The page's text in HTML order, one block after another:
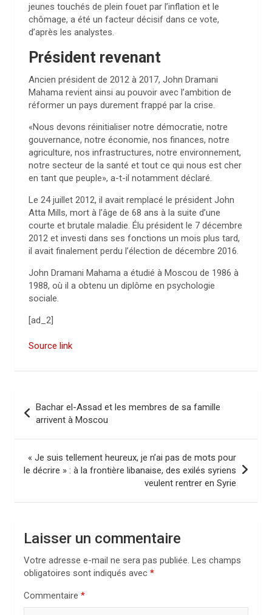
jeunes touchés de plein fouet par l’inflation et le
chômage, a été un facteur décisif dans ce vote,
d’après les analystes.
Président revenant
Ancien président de 2012 à 2017, John Dramani
Mahama revient ainsi au pouvoir avec l’ambition de
réformer un pays durement frappé par la crise.
«Nous devons réinitialiser notre démocratie, notre
gouvernance, notre économie, nos finances, notre
agriculture, nos infrastructures, notre environnement,
notre secteur de la santé et tout ce qui nous est cher
en tant que peuple», a-t-il notamment déclaré.
Le 24 juillet 2012, il avait remplacé le président John
Atta Mills, mort à l’âge de 68 ans à la suite d’une
courte et brutale maladie. Élu président le 7 décembre
2012 et investi dans ses fonctions un mois plus tard,
il avait finalement perdu l’élection de décembre 2016.
John Dramani Mahama a étudié à Moscou de 1986 à
1988, où il a obtenu un diplôme en psychologie
sociale.
[ad_2]
Source link
v
Bachar el-Assad et les membres de sa famille
arrivent à Moscou
« Je suis tellement heureux, je n’ai pas de mots pour
le décrire » : à la frontière libanaise, des exilés syriens
veulent rentrer en Syrie
Laisser un commentaire
Votre adresse e-mail ne sera pas publiée. Les champs
obligatoires sont indiqués avec *
Commentaire *